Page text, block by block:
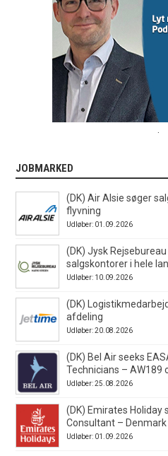
JOBMARKED
(DK) Air Alsie søger
flyvning
Udløber: 01.09.2026
(DK) Jysk
salgskontorer i hele
Udløber: 10.09.2026
(DK)
afdeling
Udløber: 20.08.2026
(DK) Bel Air seeks
Technicians – AW189
Udløber: 25.08.2026
(DK) Emirates Holiday
Consultant – Denmark
Udløber: 01.09.2026